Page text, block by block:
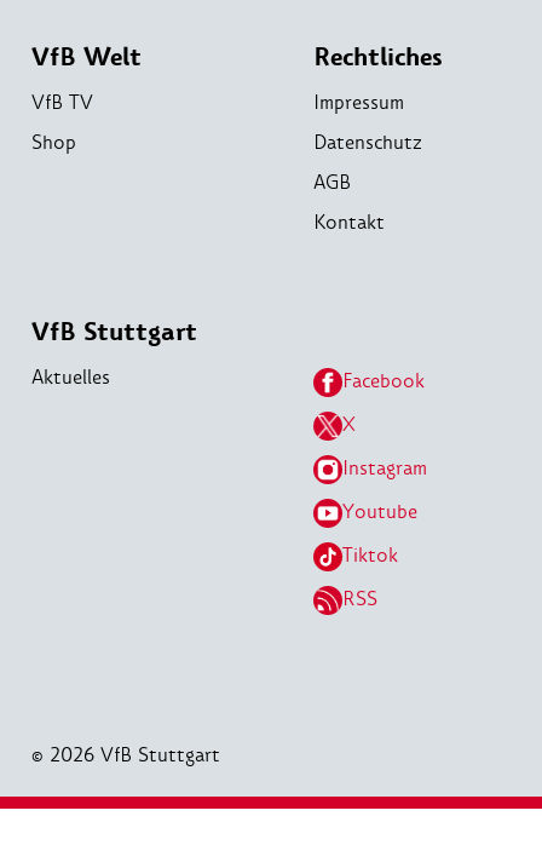
VfB Welt
VfB TV
Shop
Rechtliches
Impressum
Datenschutz
AGB
Kontakt
VfB Stuttgart
Aktuelles
Facebook
X
Instagram
Youtube
Tiktok
RSS
© 2026 VfB Stuttgart